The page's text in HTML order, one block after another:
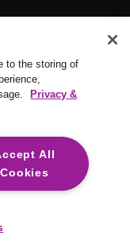
Tous droits
Légales
please contact
sécurisé et
to the storing of
Privacy &
All
Cookies